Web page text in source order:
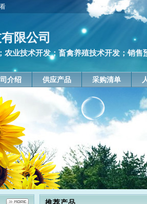
限公司
农业技术开发；畜禽养殖技术开发；销售
介绍 供应产品 采购清单